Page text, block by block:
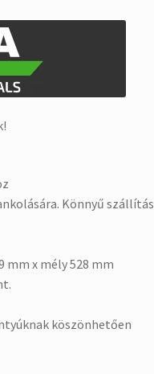
Könnyű szállítás
mm x mély 528 mm
köszönhetően